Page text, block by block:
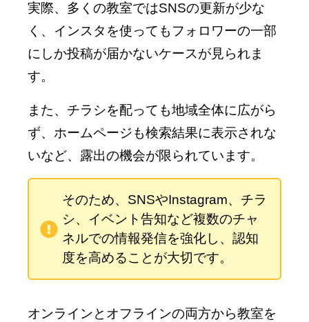
実際、多くの教室ではSNSの更新が少な
く、インスタを使ってもフォロワーの一部
にしか投稿が届かないケースが見られま
す。
また、チラシを配っても地域全体に広がら
ず、ホームページも検索結果に表示されな
いなど、露出の機会が限られています。
そのため、SNSやInstagram、チラ
シ、イベント告知など複数のチャ
ネルでの情報発信を強化し、認知
度を高めることが大切です。
オンラインとオフラインの両方から教室を